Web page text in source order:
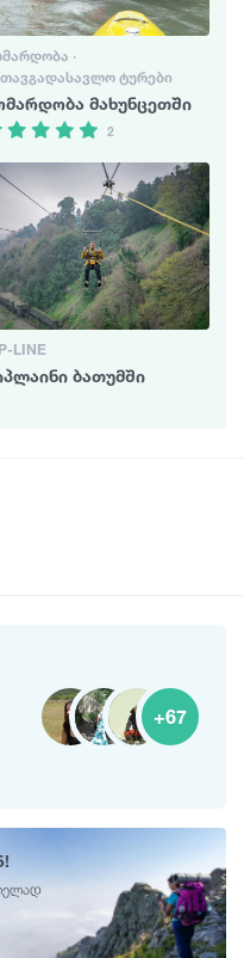
·
ᲢᲣᲠᲔᲑᲘ
მახუნცეთში
2
LINE
ბათუმში
+67